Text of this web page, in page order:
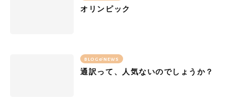
オリンピック
BLOG&NEWS
通訳って、人気ないのでしょうか？